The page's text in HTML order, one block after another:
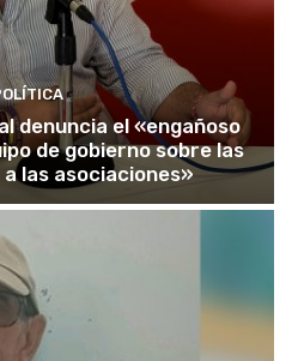
denuncia el «engañoso
de gobierno sobre las
las asociaciones»